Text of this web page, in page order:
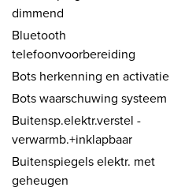
dimmend
Bluetooth
telefoonvoorbereiding
Bots herkenning en activatie
Bots waarschuwing systeem
Buitensp.elektr.verstel -
verwarmb.+inklapbaar
Buitenspiegels elektr. met
geheugen